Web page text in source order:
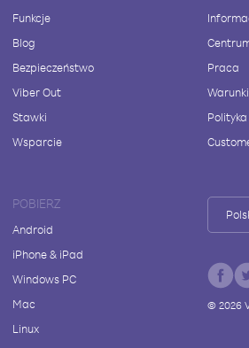
Funkcje
Blog
Bezpieczeństwo
Viber Out
Stawki
Wsparcie
Praca
POBIERZ
Android
iPhone & iPad
Windows PC
Mac
Linux
© 2026